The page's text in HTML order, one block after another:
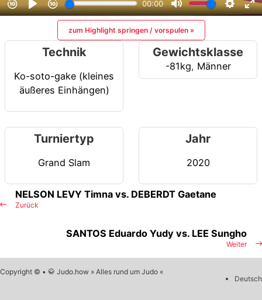
zum Highlight springen / vorspulen »
Technik
Ko-soto-gake (kleines
äußeres Einhängen)
Gewichtsklasse
-81kg, Männer
Turniertyp
Grand Slam
Jahr
2020
Zurück
NELSON LEVY Timna vs. DEBERDT Gaetane
Weiter
SANTOS Eduardo Yudy vs. LEE Sungho
Copyright © • 🥋 Judo.how » Alles rund um Judo «
Deutsch